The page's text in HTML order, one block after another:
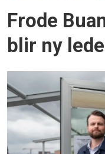
Frode
blir ny